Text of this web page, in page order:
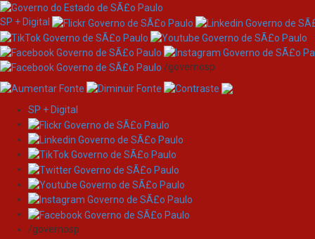
Skip
navigation
SP + Digital
/governosp
SP + Digital
/governosp
Search
Search: